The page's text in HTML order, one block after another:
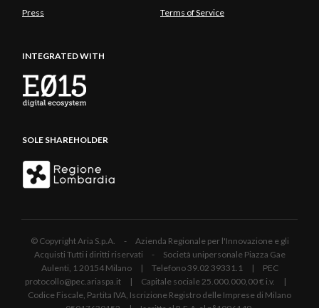
Press Terms of Service
INTEGRATED WITH
SOLE SHAREHOLDER
© Copyright Aria S.p.A. - Azienda Regionale per l'Innovazione e gli
Acquisti Tutti i diritti riservati - Società unipersonale Piazza Gae
Aulenti, 1 20154 Milano | Telefono 39.02 39331.1 | PEC
protocollo@pec.ariaspa.it | Capitale sociale 25.000.000,00 € i.v. |
Codice Fiscale, Partita IVA, Iscrizione Registro delle Imprese di Milano